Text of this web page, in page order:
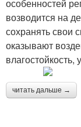
особенностей
возводится на
сохранять свои
оказывают
читать дальше →